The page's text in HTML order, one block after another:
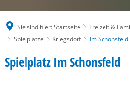
Sie sind hier: Startseite Freizeit &
Spielplätze
Kriegsdorf Im Schonsfeld
Im
Spielplatz Im Schonsfeld